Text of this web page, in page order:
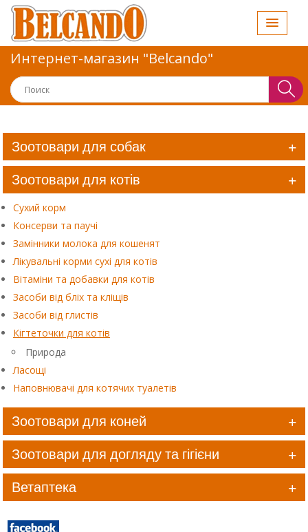
Интернет-магазин "Belcando"
Зоотовари для собак
Зоотовари для котів
Сухий корм
Консерви та паучі
Замінники молока для кошенят
Лікувальні корми сухі для котів
Вітаміни та добавки для котів
Засоби від бліх та кліщів
Засоби від глистів
Кігтеточки для котів
Природа
Ласощі
Наповнювачі для котячих туалетів
Зоотовари для коней
Зоотовари для догляду та гігієни
Ветаптека